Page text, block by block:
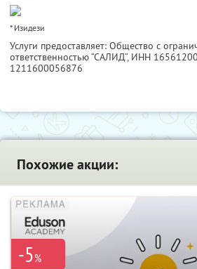
* Изидези
Услуги предоставляет: Общество с
ответственностью “САЛИД”, ИНН
1211600056876
Похожие акции:
-5%